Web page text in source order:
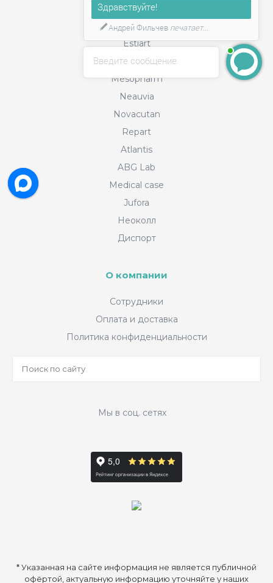
Bellarti
Cls
Estiart
Martinex
Mesopharm
Neauvia
Novacutan
Repart
Atlantis
ABG Lab
Medical case
Jufora
Неоколл
Диспорт
О компании
Сотрудники
Оплата и доставка
Политика конфиденциальности
Мы в соц. сетях
* Указанная на сайте информация не является публичной
офёртой, актуальную информацию уточняйте у наших
Введите сообщение
Здравствуйте!
Андрей Фильчев печатает...